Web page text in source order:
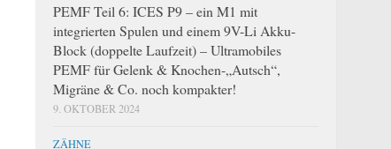
PEMF Teil 6: ICES P9 – ein M1 mit
integrierten Spulen und einem 9V-Li Akku-
Block (doppelte Laufzeit) – Ultramobiles
PEMF für Gelenk & Knochen-„Autsch“,
Migräne & Co. noch kompakter!
9. OKTOBER 2024
ZÄHNE